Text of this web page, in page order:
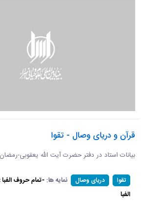
قرآن و دریای وصال - تقوا
بیانات استاد در دفتر حضرت آیت الله یعقوبی-رمضان1401
تقوا دریای وصال نمایه ها: -تمام حروف
الفبا